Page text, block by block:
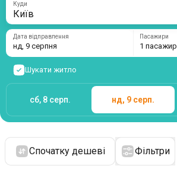
Куди
Дата відправлення
нд, 9 серпня
Пасажири
1 пасажир
Шукати житло
сб, 8 серп. нд, 9 серп.
Спочатку дешеві Фільтри